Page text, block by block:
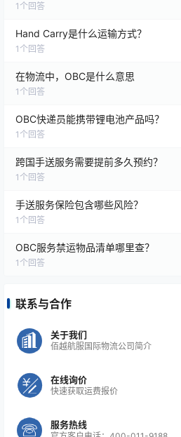
定制化报价
算费用；
7×24小时服务 ：确保任何
🌐 官网：
📞 客服热线：+86 400-011-9188
📧 邮箱：
佰越航服——让每一次急件运输
1 个回答
Hand Carry是什么运输方式？
1 个回答
在物流中，OBC是什么意思
1 个回答
OBC快递员能携带锂电池产品吗？
1 个回答
跨国手送服务需要提前多久预约？
1 个回答
手送服务保险包含哪些风险？
1 个回答
OBC服务禁运物品清单哪里查？
1 个回答
联系与合作
关于我们
佰越航服国际物流公司简介
在线询价
快速获取运费报价
服务热线